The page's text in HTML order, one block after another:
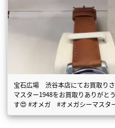
宝石広場 渋谷本店にてお買取り
マスター1948をお買取りありがと
す😍 #オメガ #オメガシーマス